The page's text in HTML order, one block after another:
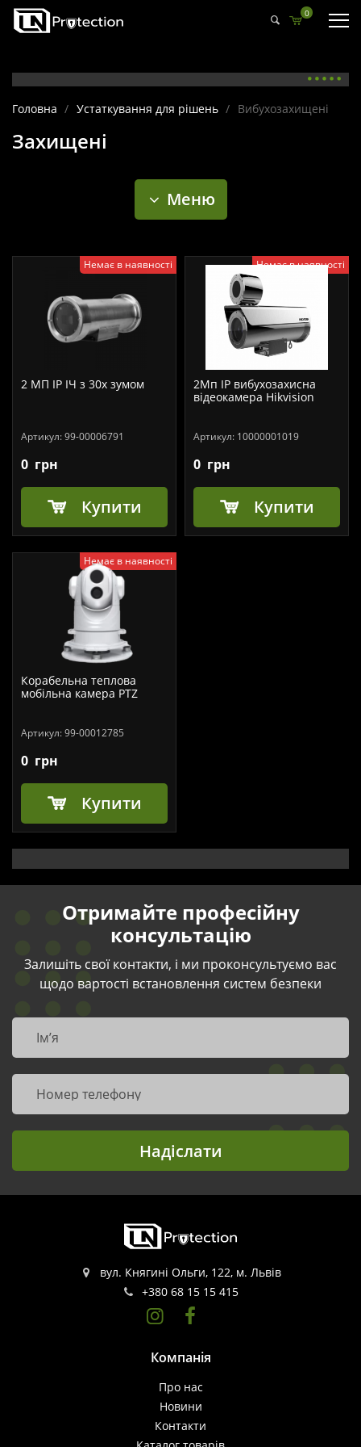
0
Головна / Устаткування для рішень / Вибухозахищені
Захищені
Меню
Немає в наявності
2 МП IP ІЧ з 30x зумом
Артикул:99-00006791
0 грн
Купити
Немає в наявності
2Мп IP вибухозахисна
відеокамера Hikvision
Артикул: 10000001019
0 грн
Купити
Немає в наявності
Корабельна теплова
мобільна камера PTZ
Артикул:99-00012785
0 грн
Купити
Отримайте професійну
консультацію
Залишіть свої контакти, і ми проконсультуємо вас
щодо вартості встановлення систем безпеки
Надіслати
вул. Княгині Ольги, 122, м. Львів
+380 68 15 15 415
Компанія
Про нас
Новини
Контакти